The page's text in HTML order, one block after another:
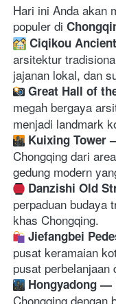
Hari ini Anda akan
populer di
Ciqikou
arsitektur
jajanan lokal, dan
Great Hall of
megah bergaya
menjadi landmark
Kuixing Tower
Chongqing dari
gedung modern
Danzishi Old
perpaduan budaya
khas Chongqing.
Jiefangbei
pusat keramaian
pusat perbelanjaan
Hongyadong —
Chongqing dengan